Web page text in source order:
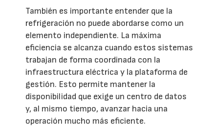
También es importante entender que la
refrigeración no puede abordarse como un
elemento independiente. La máxima
eficiencia se alcanza cuando estos sistemas
trabajan de forma coordinada con la
infraestructura eléctrica y la plataforma de
gestión. Esto permite mantener la
disponibilidad que exige un centro de datos
y, al mismo tiempo, avanzar hacia una
operación mucho más eficiente.